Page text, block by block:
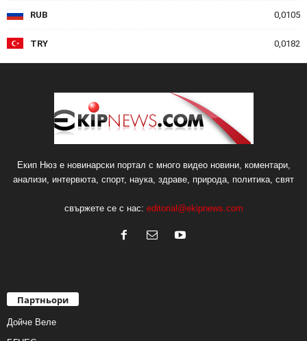
RUB 0,0105
TRY 0,0182
Екип Нюз е новинарски портал с много видео новини, коментари,
анализи, интервюта, спорт, наука, здраве, природа, политика, свят
свържете се с нас: editorial@ekipnews.com
Партньори
Дойче Веле